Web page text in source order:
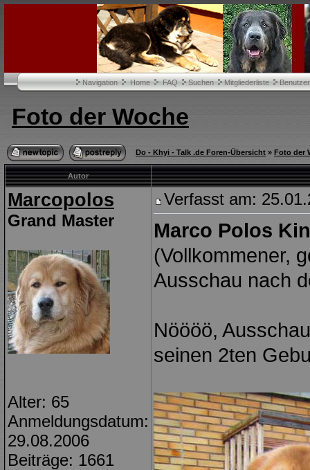
Navigation Home FAQ Suchen Mitgliederliste
Foto der Woche
Do - Khyi - Talk .de Foren-Übersicht » Foto der
Autor
Marcopolos
Grand Master
Alter: 65
Anmeldungsdatum:
29.08.2006
Beiträge: 1661
Verfasst am:
Marco Polos
(Vollkommener,
Ausschau nach
Nöööö,
seinen 2ten